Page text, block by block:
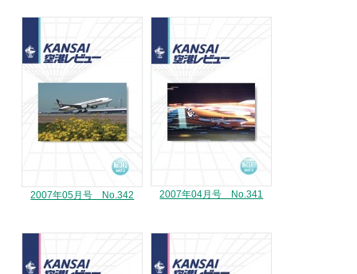
2007年05月号 No.342 2007年04月号 No.341